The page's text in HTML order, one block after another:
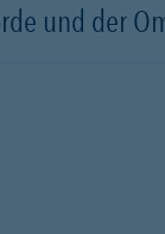
und der